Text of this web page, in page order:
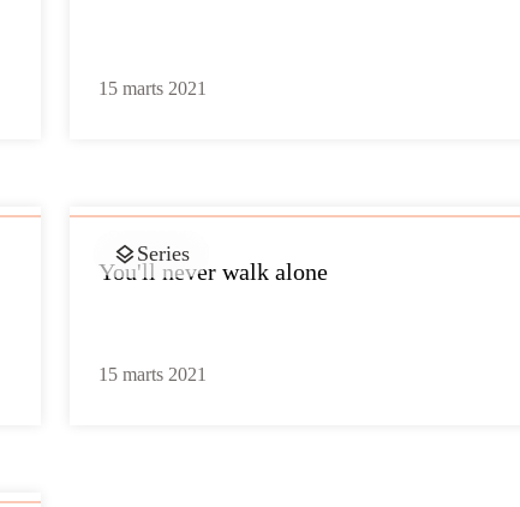
15 marts 2021
Series
You'll never walk alone
15 marts 2021